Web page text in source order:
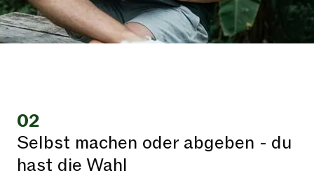
02
Selbst machen oder abgeben - du
hast die Wahl